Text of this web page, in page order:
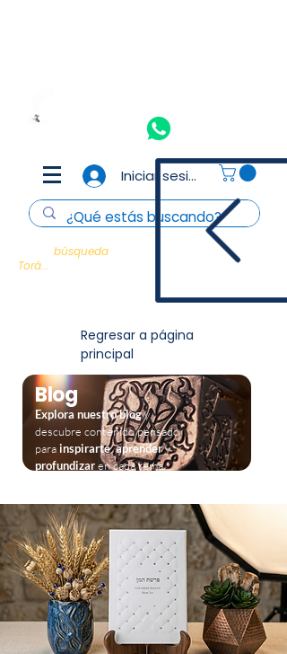
Iniciar sesión
búsqueda es un encuentro con la
Torá...
Regresar a página
principal
Blog
Explora nuestro blogy
descubre contenido pensado
parainspirarte,aprendery
profundizaren cada tema.